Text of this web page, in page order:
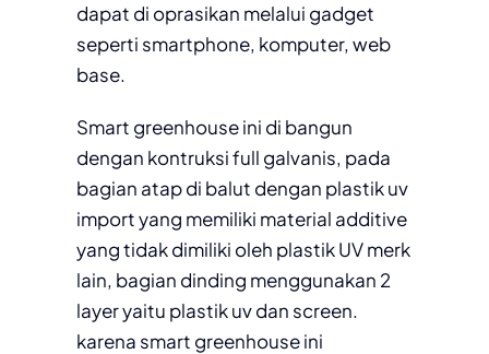
dapat di oprasikan melalui gadget
seperti smartphone, komputer, web
base.
Smart greenhouse ini di bangun
dengan kontruksi full galvanis, pada
bagian atap di balut dengan plastik uv
import yang memiliki material additive
yang tidak dimiliki oleh plastik UV merk
lain, bagian dinding menggunakan 2
layer yaitu plastik uv dan screen.
karena smart greenhouse ini